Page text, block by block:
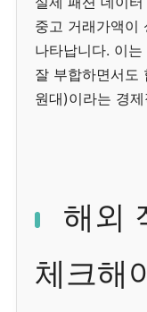
중고 거래가액이
나타납니다. 이
잘 부합하면서도
원대)이라는 경
해외
체크해